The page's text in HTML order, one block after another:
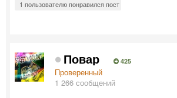
1 пользователю понравился пост
Повар 425
Проверенный
1 266 сообщений